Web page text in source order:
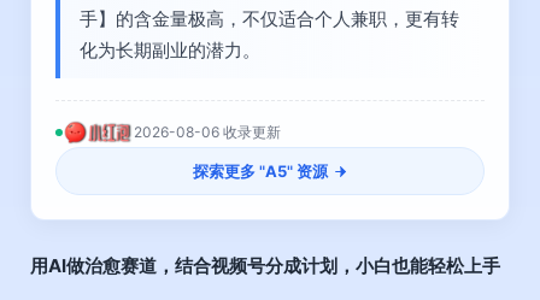
手】的含金量极高，不仅适合个人兼职，更有转
化为长期副业的潜力。
2026-08-06 收录更新
探索更多 "A5" 资源
用AI做治愈赛道，结合视频号分成计划 ，小白也能轻松上手